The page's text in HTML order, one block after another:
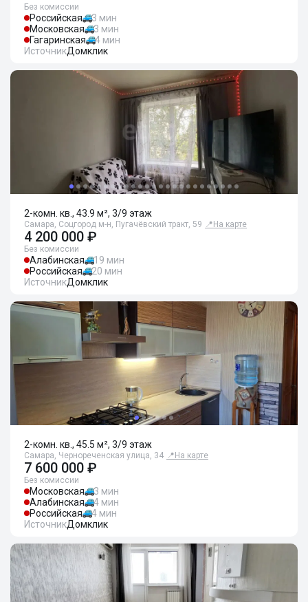
Без комиссии
Российская
3 мин
Московская
3 мин
Гагаринская
4 мин
ИсточникДомклик
2-комн. кв., 43.9 м², 3/9 этаж
Самара, Соцгород м-н, Пугачёвский тракт, 59 📍 На карте
4 200 000 ₽
Без комиссии
Алабинская
19 мин
Российская
20 мин
ИсточникДомклик
2-комн. кв., 45.5 м², 3/9 этаж
Самара, Чернореченская улица, 34 📍 На карте
7 600 000 ₽
Без комиссии
Московская
3 мин
Алабинская
4 мин
Российская
4 мин
ИсточникДомклик